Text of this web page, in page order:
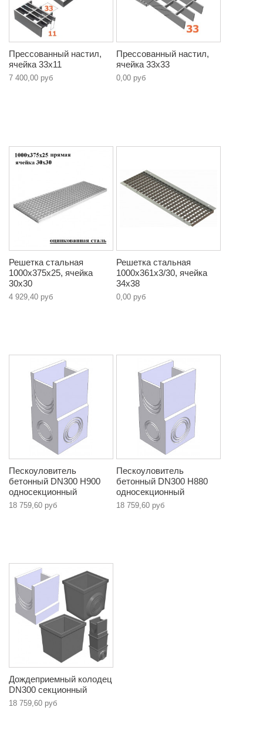
Прессованный настил,
ячейка 33х11
7 400,00 руб
Прессованный настил,
ячейка 33х33
0,00 руб
Решетка стальная
1000х375х25, ячейка
30х30
4 929,40 руб
Решетка стальная
1000х361х3/30, ячейка
34х38
0,00 руб
Пескоуловитель
бетонный DN300 Н900
односекционный
18 759,60 руб
Пескоуловитель
бетонный DN300 Н880
односекционный
18 759,60 руб
Дождеприемный колодец
DN300 секционный
18 759,60 руб